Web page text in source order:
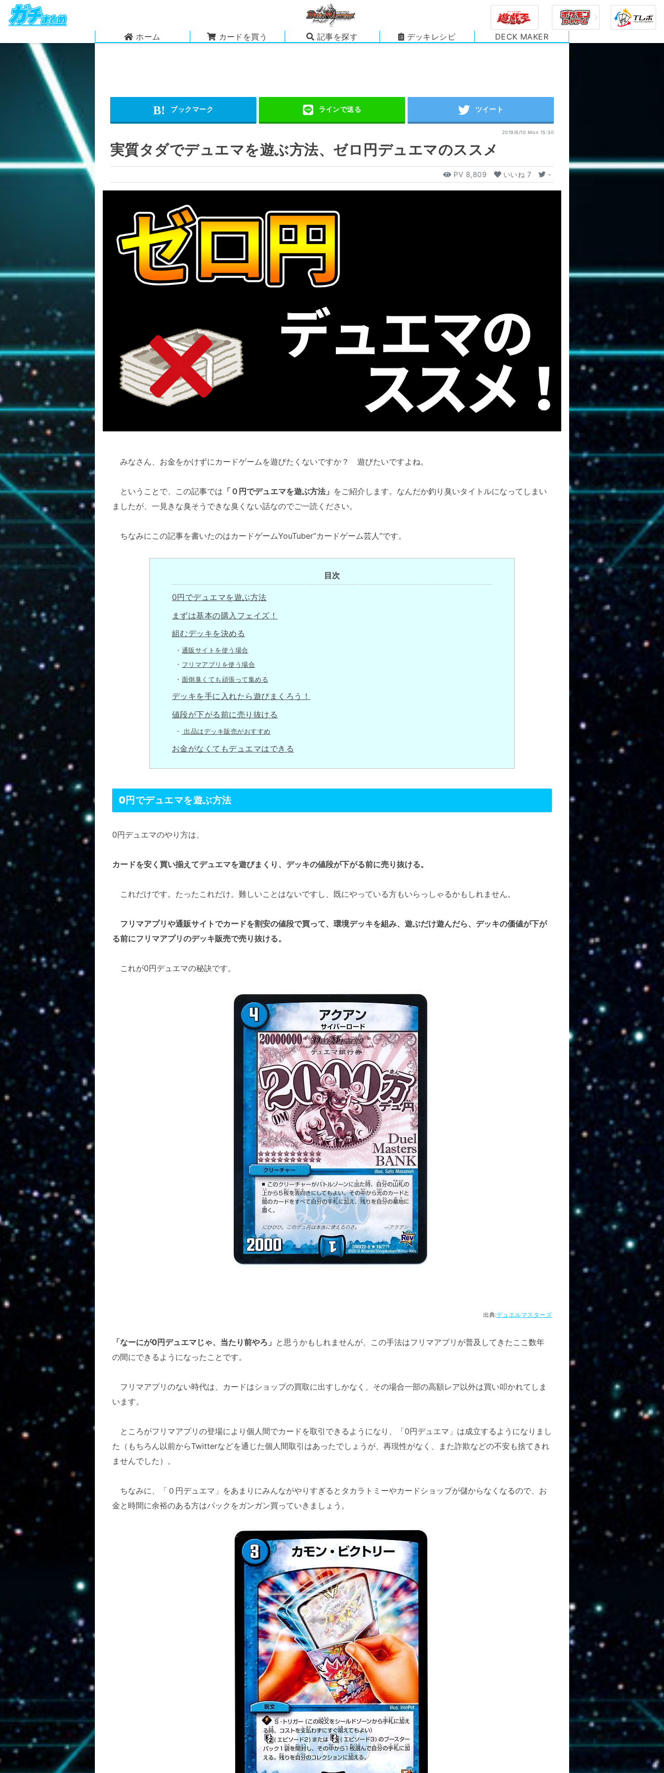
ホーム カードを買う 記事を探す デッキレシピ DECK MAKER
2019/6/10 Mon 15:30
実質タダでデュエマを遊ぶ方法、ゼロ円デュエマのススメ
PV 8,809 いいね 7 -
みなさん、お金をかけずにカードゲームを遊びたくないですか？ 遊びたいですよね。
ということで、この記事では 「０円でデュエマを遊ぶ方法」 をご紹介します。なんだか釣り臭いタイトルになってしまい
ましたが、一見きな臭そうできな臭くない話なのでご一読ください。
ちなみにこの記事を書いたのはカードゲームYouTuber“カードゲーム芸人”です。
目次
0円でデュエマを遊ぶ方法
まずは基本の購入フェイズ！
組むデッキを決める
通販サイトを使う場合
フリマアプリを使う場合
面倒臭くても頑張って集める
デッキを手に入れたら遊びまくろう！
値段が下がる前に売り抜ける
出品はデッキ販売がおすすめ
お金がなくてもデュエマはできる
0円でデュエマを遊ぶ方法
0円デュエマのやり方は、
カードを安く買い揃えてデュエマを遊びまくり、デッキの値段が下がる前に売り抜ける。
これだけです。たったこれだけ。難しいことはないですし、既にやっている方もいらっしゃるかもしれません。
フリマアプリや通販サイトでカードを割安の値段で買って、環境デッキを組み、遊ぶだけ遊んだら、デッキの価値が下が
る前にフリマアプリのデッキ販売で売り抜ける。
これが0円デュエマの秘訣です。
出典:デュエルマスターズ
「なーにが0円デュエマじゃ、当たり前やろ」 と思うかもしれませんが、この手法はフリマアプリが普及してきたここ数年
の間にできるようになったことです。
フリマアプリのない時代は、カードはショップの買取に出すしかなく、その場合一部の高額レア以外は買い叩かれてしま
います。
ところがフリマアプリの登場により個人間でカードを取引できるようになり、「0円デュエマ」は成立するようになりまし
た（もちろん以前からTwitterなどを通じた個人間取引はあったでしょうが、再現性がなく、また詐欺などの不安も捨てきれ
ませんでした）。
ちなみに、「０円デュエマ」をあまりにみんながやりすぎるとタカラトミーやカードショップが儲からなくなるので、お
金と時間に余裕のある方はパックをガンガン買っていきましょう。